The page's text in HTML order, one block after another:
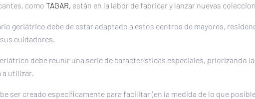
como TAGAR, están en la labor de fabricar y lanzar nuevas
geriátrico debe de estar adaptado a estos centros de mayores,
cuidadores.
debe reunir una serie de características especiales, priorizando
a utilizar.
ser creado específicamente para facilitar (en la medida de lo que